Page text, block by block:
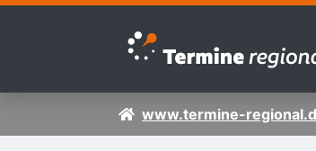
Zur Navigation springen
Zum Inhalt springen
www.termine-